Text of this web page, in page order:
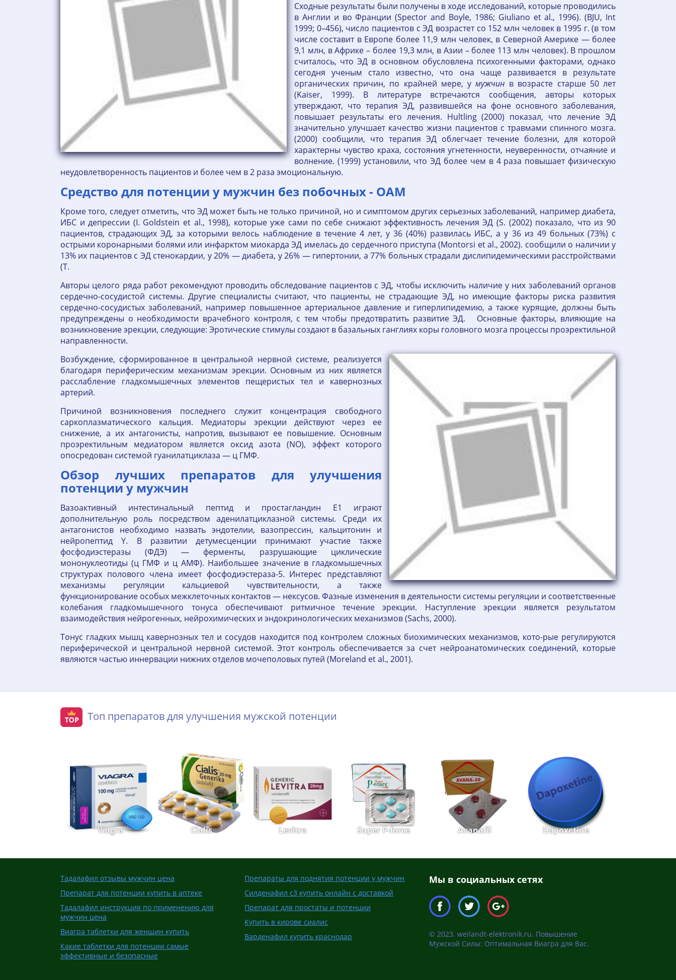
Сходные результаты были получены в ходе исследований, которые проводились
в Англии и во Франции (Spector and Boyle, 1986; Giuliano et al., 1996). (BJU, Int
1999; 0–456), число пациентов с ЭД возрастет со 152 млн человек в 1995 г. (в том
числе составит в Европе более 11,9 млн человек, в Северной Америке — более
9,1 млн, в Африке – более 19,3 млн, в Азии – более 113 млн человек). В прошлом
считалось, что ЭД в основном обусловлена психогенными факторами, однако
сегодня ученым стало известно, что она чаще развивается в результате
органических причин, по крайней мере, умужчин в возрасте старше 50 лет
(Kaiser, 1999). В литературе встречаются сообщения, авторы которых
утверждают, что терапия ЭД, развившейся на фоне основного заболевания,
повышает результаты его лечения. Hultling (2000) показал, что лечение ЭД
значительно улучшает качество жизни пациентов с травмами спинного мозга.
(2000) сообщили, что терапия ЭД облегчает течение болезни, для которой
характерны чувство краха, состояния угнетенности, неуверенности, отчаяние и
волнение. (1999) установили, что ЭД более чем в 4 раза повышает физическую
неудовлетворенность пациентов и более чем в 2 раза эмоциональную.
Средство для потенции у мужчин без побочных - OAM
Кроме того, следует отметить, что ЭД может быть не только причиной, но и симптомом других серьезных заболеваний, например диабета,
ИБС и депрессии (I. Goldstein et al., 1998), которые уже сами по себе снижают эффективность лечения ЭД (S. (2002) показало, что из 90
пациентов, страдающих ЭД, за которыми велось наблюдение в течение 4 лет, у 36 (40%) развилась ИБС, а у 36 из 49 больных (73%) с
острыми коронарными болями или инфарктом миокарда ЭД имелась до сердечного приступа (Montorsi et al., 2002). сообщили о наличии у
13% их пациентов с ЭД стенокардии, у 20% — диабета, у 26% — гипертонии, а 77% больных страдали дислипидемическими расстройствами
(T.
Авторы целого ряда работ рекомендуют проводить обследование пациентов с ЭД, чтобы исключить наличие у них заболеваний органов
сердечно-сосудистой системы. Другие специалисты считают, что пациенты, не страдающие ЭД, но имеющие факторы риска развития
сердечно-сосудистых заболеваний, например повышенное артериальное давление и гиперлипидемию, а также курящие, должны быть
предупреждены о необходимости врачебного контроля, с тем чтобы предотвратить развитие ЭД. Основные факторы, влияющие на
возникновение эрекции, следующие: Эротические стимулы создают в базальных ганглиях коры головного мозга процессы проэректильной
направленности.
Возбуждение, сформированное в центральной нервной системе, реализуется
благодаря периферическим механизмам эрекции. Основным из них является
расслабление гладкомышечных элементов пещеристых тел и кавернозных
артерий.
Причиной возникновения последнего служит концентрация свободного
саркоплазматического кальция. Медиаторы эрекции действуют через ее
снижение, а их антагонисты, напротив, вызывают ее повышение. Основным
проэректильным медиатором является оксид азота (NO), эффект которого
опосредован системой гуанилатциклаза — ц ГМФ.
Обзор лучших препаратов для улучшения
потенции у мужчин
Вазоактивный интестинальный пептид и простагландин Е1 играют
дополнительную роль посредством аденилатциклазной системы. Среди их
антагонистов необходимо назвать эндотелии, вазопрессин, кальцитонин и
нейропептид Y. В развитии детумесценции принимают участие также
фосфодиэстеразы (ФДЭ) — ферменты, разрушающие циклические
мононуклеотиды (ц ГМФ и ц АМФ). Наибольшее значение в гладкомышечных
структурах полового члена имеет фосфодиэстераза-5. Интерес представляют
механизмы регуляции кальциевой чувствительности, а также
функционирование особых межклеточных контактов — нексусов. Фазные изменения в деятельности системы регуляции и соответственные
колебания гладкомышечного тонуса обеспечивают ритмичное течение эрекции. Наступление эрекции является результатом
взаимодействия нейрогенных, нейрохимических и эндокринологических механизмов (Sachs, 2000).
Тонус гладких мышц кавернозных тел и сосудов находится под контролем сложных биохимических механизмов, кото-рые регулируются
периферической и центральной нервной системой. Этот контроль обеспечивается за счет нейроанатомических соединений, которые
являются частью иннервации нижних отделов мочеполовых путей (Moreland et al., 2001).
Топ препаратов для улучшения мужской потенции
Viagra Cialis Levitra Super P-force Avanafil Dapoxetine
Тадалафил отзывы мужчин цена
Препарат для потенции купить в аптеке
Тадалафил инструкция по применению для
мужчин цена
Виагра таблетки для женщин купить
Какие таблетки для потенции самые
эффективные и безопасные
Препараты для поднятия потенции у мужчин
Силденафил с3 купить онлайн с доставкой
Препарат для простаты и потенции
Купить в кирове сиалис
Варденафил купить краснодар
Мы в социальных сетях
© 2023. weilandt-elektronik.ru. Повышение
Мужской Силы: Оптимальная Виагра для Вас.